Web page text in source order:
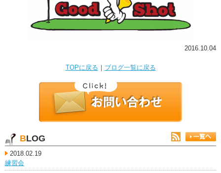
2016.10.04
TOPに戻る ｜ ブログ一覧に戻る
BLOG
2018.02.19
練習会